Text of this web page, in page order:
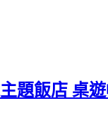
題飯店 桌